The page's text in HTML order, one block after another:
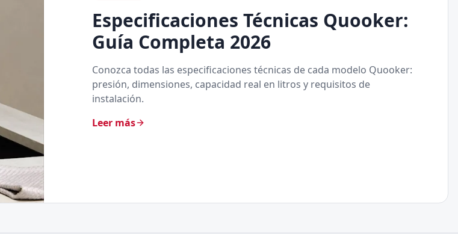
Especificaciones Técnicas Quooker:
Guía Completa 2026
Conozca todas las especificaciones técnicas de cada modelo Quooker:
presión, dimensiones, capacidad real en litros y requisitos de
instalación.
Leer más